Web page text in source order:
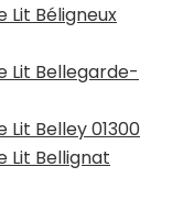
Lit Béligneux
Lit Bellegarde-
Belley 01300
Lit Bellignat